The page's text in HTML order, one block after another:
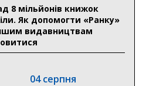
8 мільйонів книжок
Як допомогти «Ранку»
видавництвам
04 серпня